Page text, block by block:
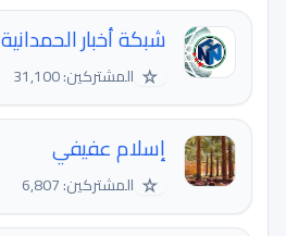
شبكة أخبار الحمدانية HNNaleppo
☆ المشتركين: 31,100
إسلام عفيفي
☆ المشتركين: 6,807